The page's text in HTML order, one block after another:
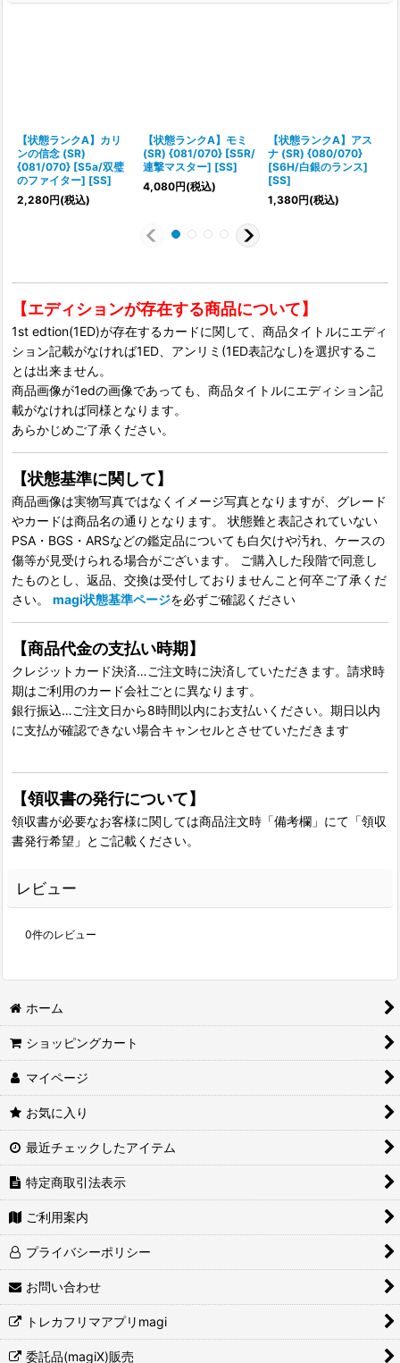
【状態ランクA】カリ
ンの信念 (SR)
{081/070} [S5a/双璧
のファイター] [SS]
2,280円(税込)
【状態ランクA】モミ
(SR) {081/070} [S5R/
連撃マスター] [SS]
4,080円(税込)
【状態ランクA】アス
ナ (SR) {080/070}
[S6H/白銀のランス]
[SS]
1,380円(税込)
【エディションが存在する商品について】
1st edtion(1ED)が存在するカードに関して、商品タイトルにエディ
ション記載がなければ1ED、アンリミ(1ED表記なし)を選択するこ
とは出来ません。
商品画像が1edの画像であっても、商品タイトルにエディション記
載がなければ同様となります。
あらかじめご了承ください。
【状態基準に関して】
商品画像は実物写真ではなくイメージ写真となりますが、グレード
やカードは商品名の通りとなります。 状態難と表記されていない
PSA・BGS・ARSなどの鑑定品についても白欠けや汚れ、ケースの
傷等が見受けられる場合がございます。 ご購入した段階で同意し
たものとし、返品、交換は受付しておりませんこと何卒ご了承くだ
さい。 magi状態基準ページを必ずご確認ください
【商品代金の支払い時期】
クレジットカード決済…ご注文時に決済していただきます。請求時
期はご利用のカード会社ごとに異なります。
銀行振込…ご注文日から8時間以内にお支払いください。期日以内
に支払が確認できない場合キャンセルとさせていただきます
【領収書の発行について】
領収書が必要なお客様に関しては商品注文時「備考欄」にて「領収
書発行希望」とご記載ください。
レビュー
0件のレビュー
ホーム
ショッピングカート
マイページ
お気に入り
最近チェックしたアイテム
特定商取引法表示
ご利用案内
プライバシーポリシー
お問い合わせ
トレカフリマアプリmagi
委託品(magiX)販売